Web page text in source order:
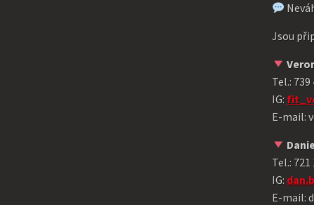
Jsou
Tel.: 739
IG:
E-mail:
Tel.: 721
IG:
E-mail: